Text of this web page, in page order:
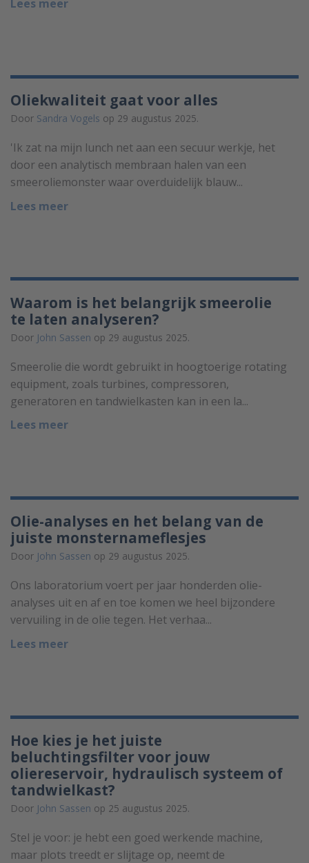
Lees meer
Oliekwaliteit gaat voor alles
Door Sandra Vogels op 29 augustus 2025.
'Ik zat na mijn lunch net aan een secuur werkje, het
door een analytisch membraan halen van een
smeeroliemonster waar overduidelijk blauw...
Lees meer
Waarom is het belangrijk smeerolie
te laten analyseren?
Door John Sassen op 29 augustus 2025.
Smeerolie die wordt gebruikt in hoogtoerige rotating
equipment, zoals turbines, compressoren,
generatoren en tandwielkasten kan in een la...
Lees meer
Olie-analyses en het belang van de
juiste monsternameflesjes
Door John Sassen op 29 augustus 2025.
Ons laboratorium voert per jaar honderden olie-
analyses uit en af en toe komen we heel bijzondere
vervuiling in de olie tegen. Het verhaa...
Lees meer
Hoe kies je het juiste
beluchtingsfilter voor jouw
oliereservoir, hydraulisch systeem of
tandwielkast?
Door John Sassen op 25 augustus 2025.
Stel je voor: je hebt een goed werkende machine,
maar plots treedt er slijtage op, neemt de